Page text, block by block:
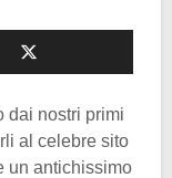
dai nostri primi
al celebre sito
un antichissimo